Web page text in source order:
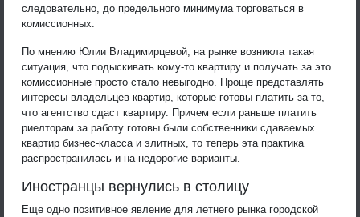
следовательно, до предельного минимума торговаться в
комиссионных.
По мнению Юлии Владимирцевой, на рынке возникла такая
ситуация, что подыскивать кому-то квартиру и получать за это
комиссионные просто стало невыгодно. Проще представлять
интересы владельцев квартир, которые готовы платить за то,
что агентство сдаст квартиру. Причем если раньше платить
риелторам за работу готовы были собственники сдаваемых
квартир бизнес-класса и элитных, то теперь эта практика
распространилась и на недорогие варианты.
Иностранцы вернулись в столицу
Еще одно позитивное явление для летнего рынка городской